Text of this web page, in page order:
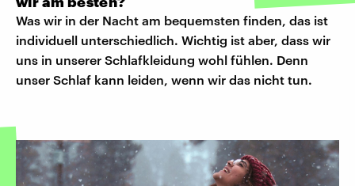
Was wir in der Nacht am bequemsten finden, das ist
individuell unterschiedlich. Wichtig ist aber, dass wir
uns in unserer Schlafkleidung wohl fühlen. Denn
unser Schlaf kann leiden, wenn wir das nicht tun.